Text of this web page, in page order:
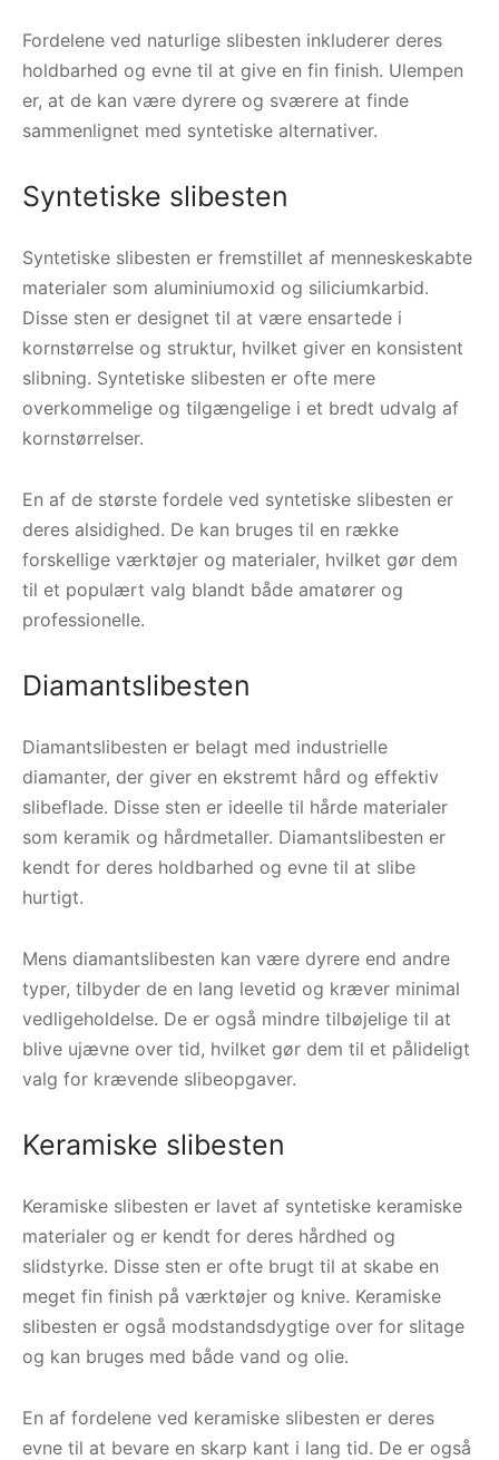
Fordelene ved naturlige slibesten inkluderer deres
holdbarhed og evne til at give en fin finish. Ulempen
er, at de kan være dyrere og sværere at finde
sammenlignet med syntetiske alternativer.
Syntetiske slibesten
Syntetiske slibesten er fremstillet af menneskeskabte
materialer som aluminiumoxid og siliciumkarbid.
Disse sten er designet til at være ensartede i
kornstørrelse og struktur, hvilket giver en konsistent
slibning. Syntetiske slibesten er ofte mere
overkommelige og tilgængelige i et bredt udvalg af
kornstørrelser.
En af de største fordele ved syntetiske slibesten er
deres alsidighed. De kan bruges til en række
forskellige værktøjer og materialer, hvilket gør dem
til et populært valg blandt både amatører og
professionelle.
Diamantslibesten
Diamantslibesten er belagt med industrielle
diamanter, der giver en ekstremt hård og effektiv
slibeflade. Disse sten er ideelle til hårde materialer
som keramik og hårdmetaller. Diamantslibesten er
kendt for deres holdbarhed og evne til at slibe
hurtigt.
Mens diamantslibesten kan være dyrere end andre
typer, tilbyder de en lang levetid og kræver minimal
vedligeholdelse. De er også mindre tilbøjelige til at
blive ujævne over tid, hvilket gør dem til et pålideligt
valg for krævende slibeopgaver.
Keramiske slibesten
Keramiske slibesten er lavet af syntetiske keramiske
materialer og er kendt for deres hårdhed og
slidstyrke. Disse sten er ofte brugt til at skabe en
meget fin finish på værktøjer og knive. Keramiske
slibesten er også modstandsdygtige over for slitage
og kan bruges med både vand og olie.
En af fordelene ved keramiske slibesten er deres
evne til at bevare en skarp kant i lang tid. De er også